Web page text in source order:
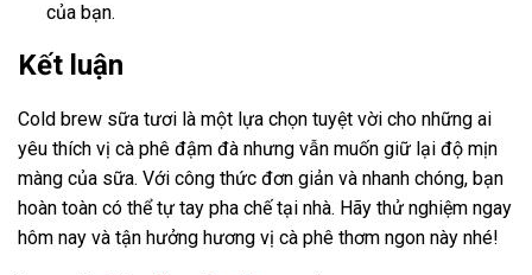
của bạn.
Kết luận
Cold brew sữa tươi là một lựa chọn tuyệt vời cho những ai
yêu thích vị cà phê đậm đà nhưng vẫn muốn giữ lại độ mịn
màng của sữa. Với công thức đơn giản và nhanh chóng, bạn
hoàn toàn có thể tự tay pha chế tại nhà. Hãy thử nghiệm ngay
hôm nay và tận hưởng hương vị cà phê thơm ngon này nhé!